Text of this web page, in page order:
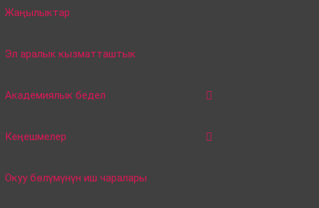
Жаңылыктар
Эл аралык кызматташтык
Академиялык бедел
Кеңешмелер
Окуу бөлүмүнүн иш чаралары